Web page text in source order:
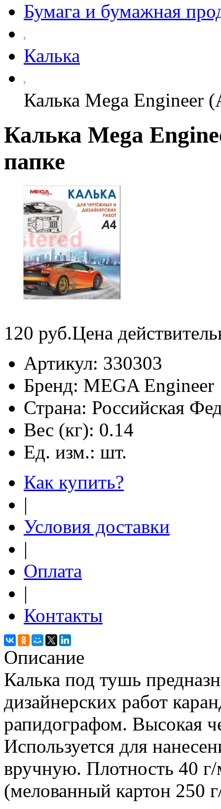
Бумага и бумажная
Калька
Калька Mega Engineer
Калька Mega
папке
120 руб.Цена
Артикул: 330303
Бренд: MEGA Engineer
Страна: Российская
Вес (кг): 0.14
Ед. изм.: шт.
Как купить?
|
Условия доставки
|
Оплата
|
Контакты
Описание
Калька под тушь
дизайнерских работ
рапидографом. Высокая
Используется для
вручную. Плотность 40
(мелованный картон 250